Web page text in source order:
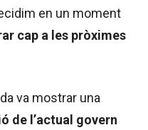
en un moment
cap a les pròximes
va mostrar una
de l’actual govern